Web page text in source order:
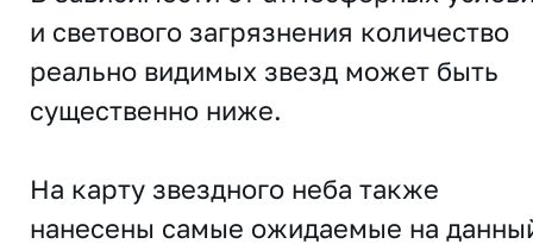
и светового загрязнения количество
реально видимых звезд может быть
существенно ниже.
На карту звездного неба также
нанесены самые ожидаемые на